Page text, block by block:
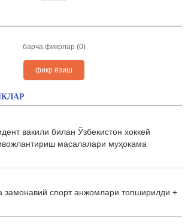
барча фикрлар (0)
фикр ёзиш
вакили билан Ўзбекистон хоккей
масалалари муҳокама
замонавий спорт анжомлари топширилди +